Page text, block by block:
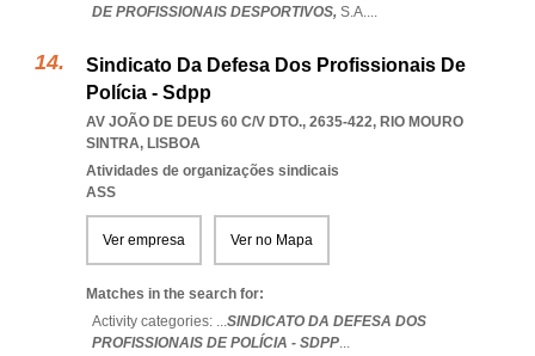
DE PROFISSIONAIS DESPORTIVOS, S.A....
Sindicato Da Defesa Dos Profissionais De
Polícia - Sdpp
AV JOÃO DE DEUS 60 C/V DTO., 2635-422, RIO MOURO
SINTRA, LISBOA
Atividades de organizações sindicais
ASS
Ver empresa Ver no Mapa
Matches in the search for:
Activity categories: ...SINDICATO DA DEFESA DOS
PROFISSIONAIS DE POLÍCIA - SDPP...